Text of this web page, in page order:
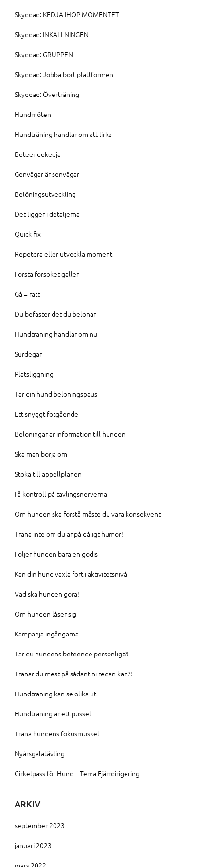
Skyddad: KEDJA IHOP MOMENTET
Skyddad: INKALLNINGEN
Skyddad: GRUPPEN
Skyddad: Jobba bort plattformen
Skyddad: Överträning
Hundmöten
Hundträning handlar om att lirka
Beteendekedja
Genvägar är senvägar
Belöningsutveckling
Det ligger i detaljerna
Quick fix
Repetera eller utveckla moment
Första försöket gäller
Gå = rätt
Du befäster det du belönar
Hundträning handlar om nu
Surdegar
Platsliggning
Tar din hund belöningspaus
Ett snyggt fotgående
Belöningar är information till hunden
Ska man börja om
Stöka till appellplanen
Få kontroll på tävlingsnerverna
Om hunden ska förstå måste du vara konsekvent
Träna inte om du är på dåligt humör!
Följer hunden bara en godis
Kan din hund växla fort i aktivitetsnivå
Vad ska hunden göra!
Om hunden låser sig
Kampanja ingångarna
Tar du hundens beteende personligt?!
Tränar du mest på sådant ni redan kan?!
Hundträning kan se olika ut
Hundträning är ett pussel
Träna hundens fokusmuskel
Nyårsgalatävling
Cirkelpass för Hund – Tema Fjärrdirigering
ARKIV
september 2023
januari 2023
mars 2022